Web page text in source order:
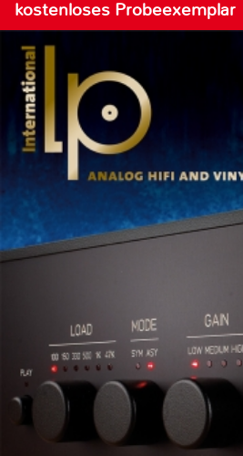
kostenloses Probeexemplar